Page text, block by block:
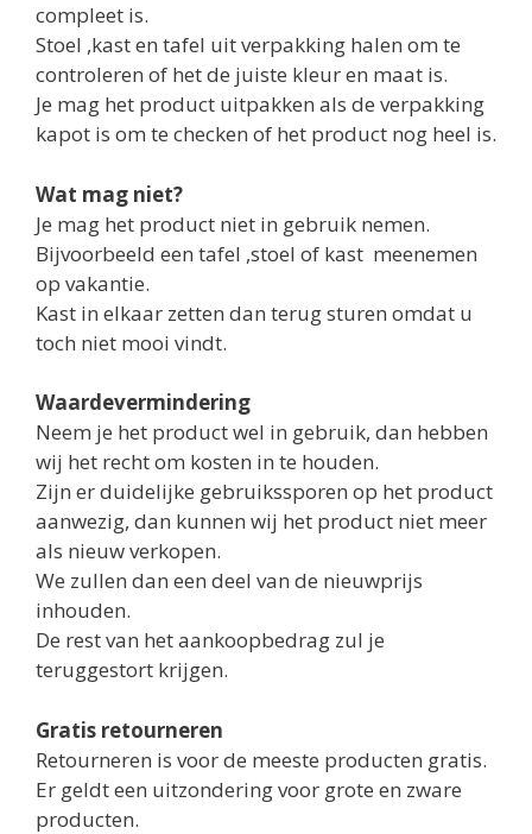
compleet is.
Stoel ,kast en tafel uit verpakking halen om te
controleren of het de juiste kleur en maat is.
Je mag het product uitpakken als de verpakking
kapot is om te checken of het product nog heel is.
Wat mag niet?
Je mag het product niet in gebruik nemen.
Bijvoorbeeld een tafel ,stoel of kast meenemen
op vakantie.
Kast in elkaar zetten dan terug sturen omdat u
toch niet mooi vindt.
Waardevermindering
Neem je het product wel in gebruik, dan hebben
wij het recht om kosten in te houden.
Zijn er duidelijke gebruikssporen op het product
aanwezig, dan kunnen wij het product niet meer
als nieuw verkopen.
We zullen dan een deel van de nieuwprijs
inhouden.
De rest van het aankoopbedrag zul je
teruggestort krijgen.
Gratis retourneren
Retourneren is voor de meeste producten gratis.
Er geldt een uitzondering voor grote en zware
producten.